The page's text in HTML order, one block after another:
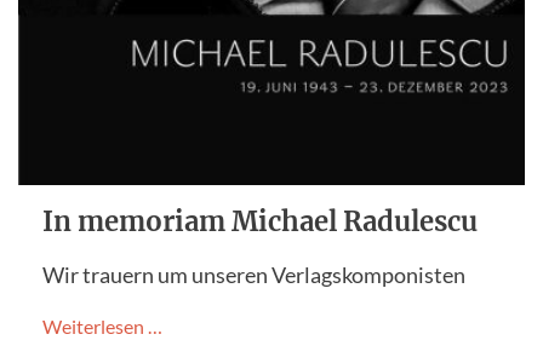
In memoriam Michael Radulescu
Wir trauern um unseren Verlagskomponisten
Weiterlesen …